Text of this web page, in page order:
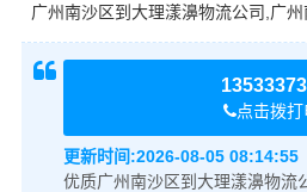
广州南沙区到大理漾濞物流公司,广
点击拨
更新时间:2026-08-05 08:14:55
优质广州南沙区到大理漾濞物流